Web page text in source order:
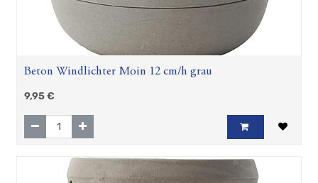
Beton Windlichter Moin 12 cm/h grau
9,95€